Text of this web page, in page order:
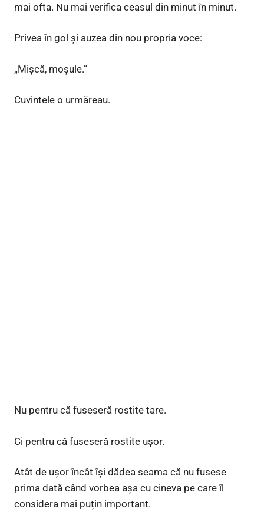
mai ofta. Nu mai verifica ceasul din minut în minut.
Privea în gol și auzea din nou propria voce:
„Mișcă, moșule.”
Cuvintele o urmăreau.
Nu pentru că fuseseră rostite tare.
Ci pentru că fuseseră rostite ușor.
Atât de ușor încât își dădea seama că nu fusese
prima dată când vorbea așa cu cineva pe care îl
considera mai puțin important.